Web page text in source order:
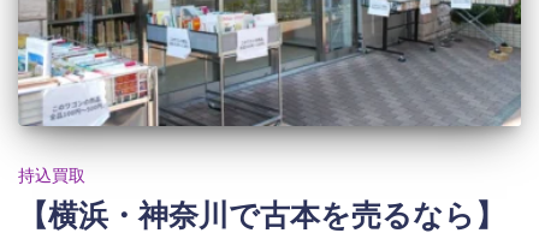
持込買取
【横浜・神奈川で古本を売るなら】